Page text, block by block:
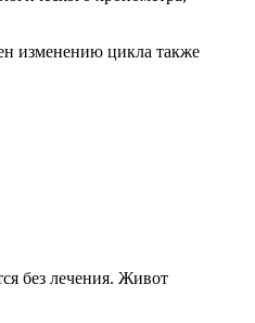
изменению цикла также
без лечения. Живот